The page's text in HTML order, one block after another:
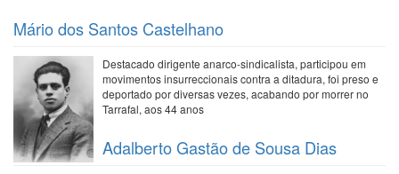
Mário dos Santos Castelhano
Destacado dirigente anarco-sindicalista, participou em
movimentos insurreccionais contra a ditadura, foi preso e
deportado por diversas vezes, acabando por morrer no
Tarrafal, aos 44 anos
Adalberto Gastão de Sousa Dias